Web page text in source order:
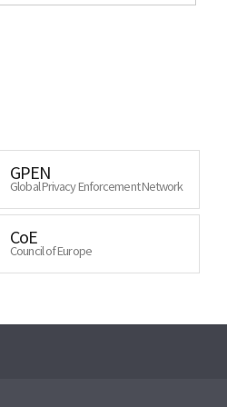
GPEN
Global Privacy Enforcement Network
CoE
Council of Europe